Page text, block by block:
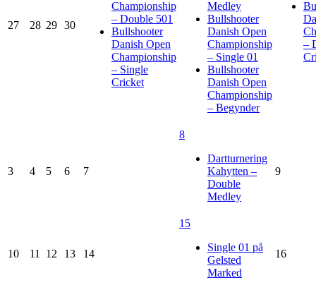
27 28 29 30
Championship
– Double 501
Bullshooter
Danish Open
Championship
– Single
Cricket
Medley
Bullshooter
Danish Open
Championship
– Single 01
Bullshooter
Danish Open
Championship
– Begynder
–
3 4 5 6 7
8
Dartturnering
Kahytten –
Double
Medley
9
10 11 12 13 14
15
Single 01 på
Gelsted
Marked
16